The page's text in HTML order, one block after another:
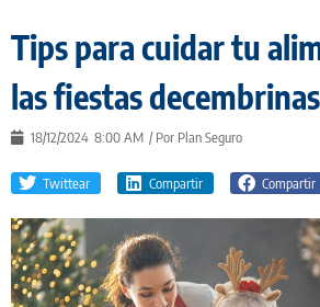
Tips para cuidar tu
las fiestas decembrinas
18/12/2024 8:00 AM / Por Plan Seguro
Twittear Compartir Compartir